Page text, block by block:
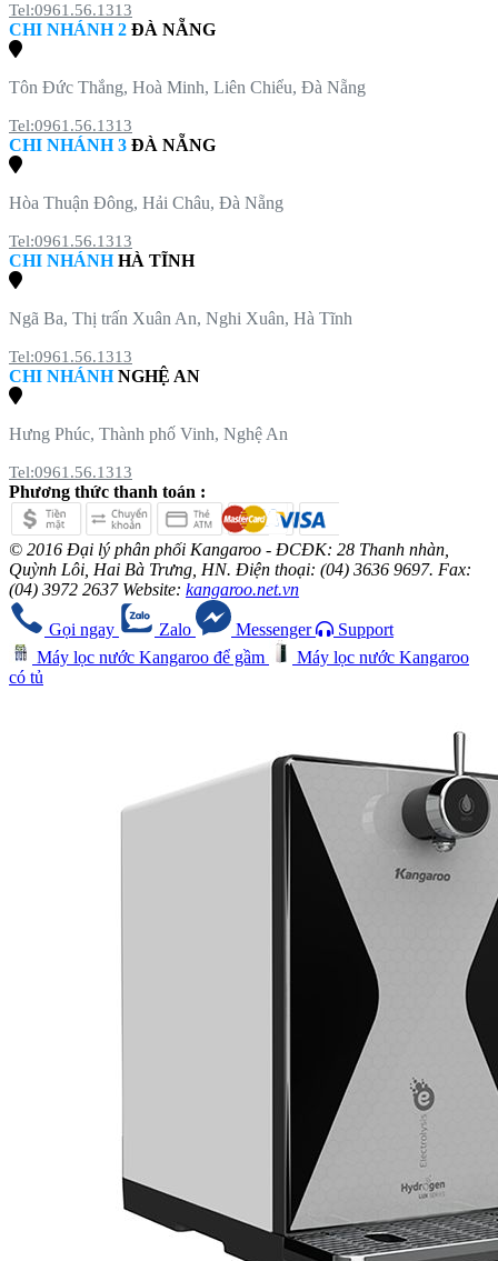
Tel:0961.56.1313
CHI NHÁNH 2 ĐÀ NẴNG
Tôn Đức Thắng, Hoà Minh, Liên Chiểu, Đà Nẵng
Tel:0961.56.1313
CHI NHÁNH 3 ĐÀ NẴNG
Hòa Thuận Đông, Hải Châu, Đà Nẵng
Tel:0961.56.1313
CHI NHÁNHHÀ TĨNH
Ngã Ba, Thị trấn Xuân An, Nghi Xuân, Hà Tĩnh
Tel:0961.56.1313
CHI NHÁNHNGHỆ AN
Hưng Phúc, Thành phố Vinh, Nghệ An
Tel:0961.56.1313
Phương thức thanh toán :
© 2016 Đại lý phân phối Kangaroo - ĐCĐK: 28 Thanh nhàn,
Quỳnh Lôi, Hai Bà Trưng, HN. Điện thoại: (04) 3636 9697. Fax:
(04) 3972 2637 Website: kangaroo.net.vn
Gọi ngay Zalo Messenger
Support
Máy lọc nước Kangaroo để gầm
Máy lọc nước Kangaroo
có tủ